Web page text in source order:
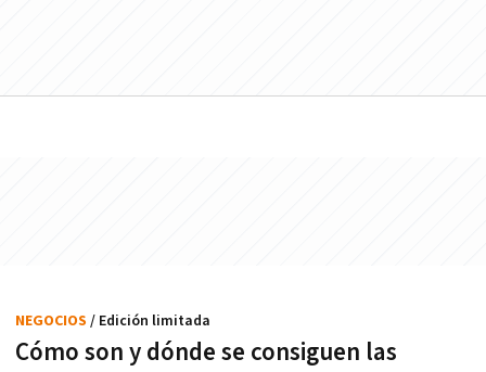
Cómo son y dónde se consiguen las
NEGOCIOS / Edición limitada